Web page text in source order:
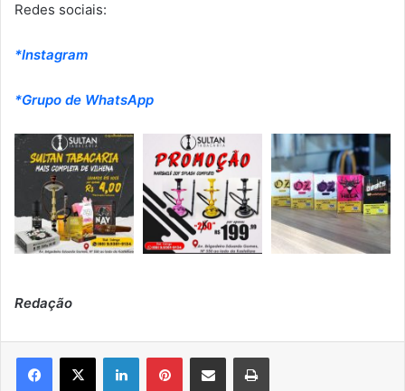
Redes sociais:
*Instagram
*Grupo de WhatsApp
Redação